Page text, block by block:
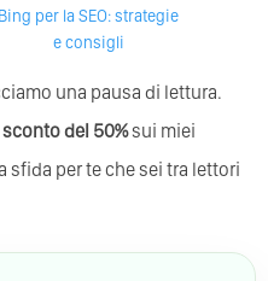
Bing per la SEO: strategie
e consigli
una pausa di lettura.
sconto del 50%sui miei
sfida per te che sei tra lettori